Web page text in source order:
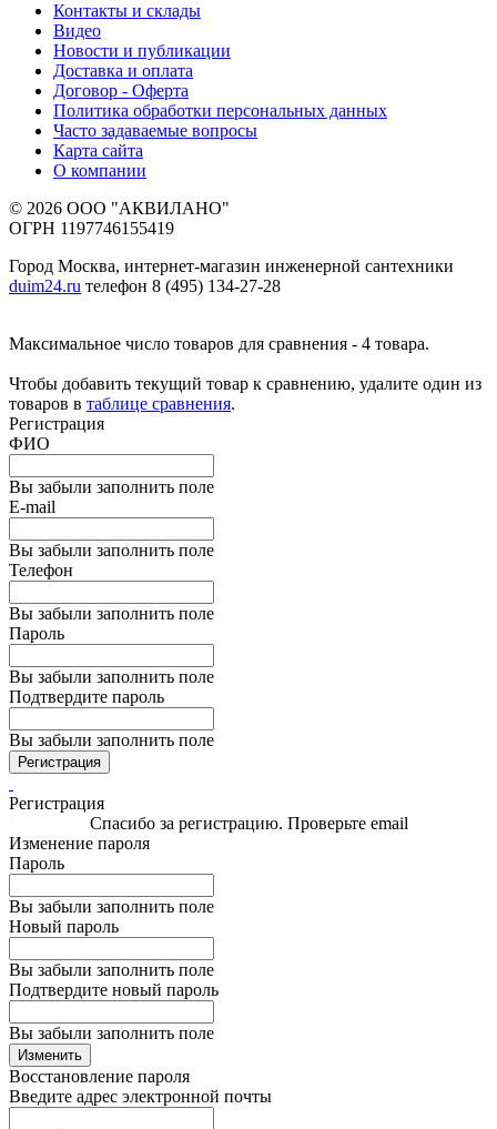
Контакты и склады
Видео
Новости и публикации
Доставка и оплата
Договор - Оферта
Политика обработки персональных данных
Часто задаваемые вопросы
Карта сайта
О компании
© 2026 ООО "АКВИЛАНО"
ОГРН 1197746155419
Город Москва, интернет-магазин инженерной сантехники
duim24.ru телефон 8 (495) 134-27-28
Максимальное число товаров для сравнения - 4 товара.
Чтобы добавить текущий товар к сравнению, удалите один из
товаров в таблице сравнения.
Регистрация
ФИО
Вы забыли заполнить поле
E-mail
Вы забыли заполнить поле
Телефон
Вы забыли заполнить поле
Пароль
Вы забыли заполнить поле
Подтвердите пароль
Вы забыли заполнить поле
Регистрация
Регистрация
Спасибо за регистрацию. Проверьте email
Изменение пароля
Пароль
Вы забыли заполнить поле
Новый пароль
Вы забыли заполнить поле
Подтвердите новый пароль
Вы забыли заполнить поле
Изменить
Восстановление пароля
Введите адрес электронной почты